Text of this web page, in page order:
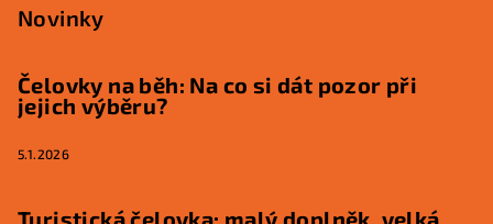
Novinky
Čelovky na běh: Na co si dát pozor při
jejich výběru?
5.1.2026
Turistická čelovka: malý doplněk, velká